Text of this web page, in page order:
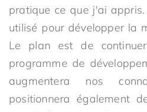
pratique ce que j'ai
utilisé pour développer la
Le plan est de
programme de
augmentera nos
positionnera également